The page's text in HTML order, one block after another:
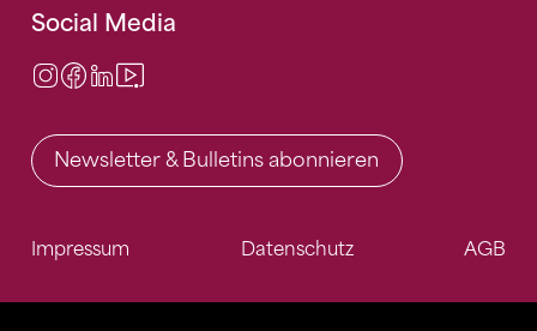
Social Media
Instagram
Facebook
LinkedIn
Newsletter & Bulletins abonnieren
Impressum Datenschutz AGB